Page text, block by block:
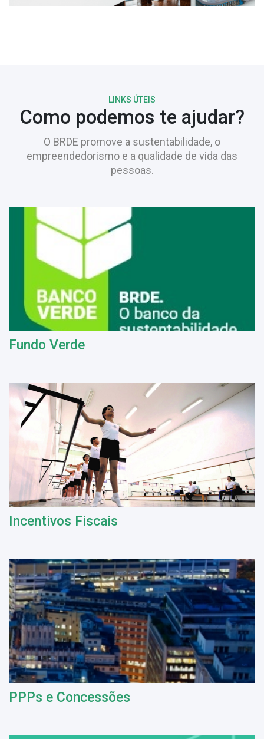
LINKS ÚTEIS
Como podemos te ajudar?
O BRDE promove a sustentabilidade, o
empreendedorismo e a qualidade de vida das
pessoas.
Fundo Verde
Incentivos Fiscais
PPPs e Concessões